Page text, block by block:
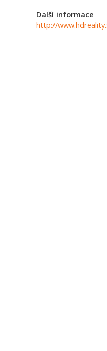
Další informace
http://